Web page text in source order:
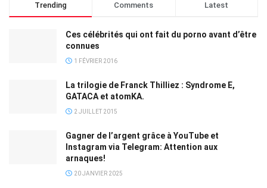
Trending Comments Latest
Ces célébrités qui ont fait du porno avant d’être
connues
1 FÉVRIER 2016
La trilogie de Franck Thilliez : Syndrome E,
GATACA et atomKA.
2 JUILLET 2015
Gagner de l’argent grâce à YouTube et
Instagram via Telegram: Attention aux
arnaques!
20 JANVIER 2025